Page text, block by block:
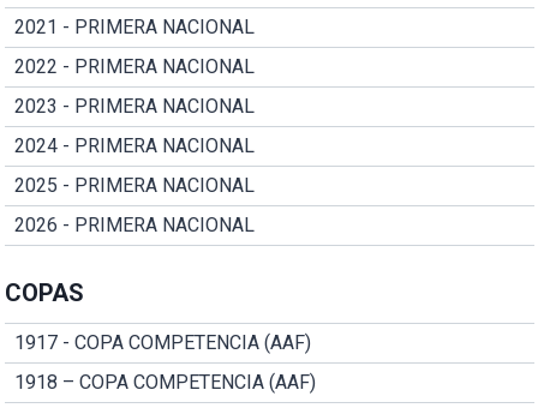
2021 - PRIMERA NACIONAL
2022 - PRIMERA NACIONAL
2023 - PRIMERA NACIONAL
2024 - PRIMERA NACIONAL
2025 - PRIMERA NACIONAL
2026 - PRIMERA NACIONAL
COPAS
1917 - COPA COMPETENCIA (AAF)
1918 – COPA COMPETENCIA (AAF)